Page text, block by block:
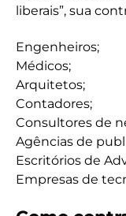
liberais”, sua
Engenheiros;
Médicos;
Arquitetos;
Contadores;
Consultores de
Agências de
Escritórios de
Empresas de